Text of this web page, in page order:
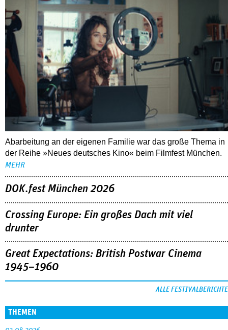
Abarbeitung an der eigenen Familie war das große Thema in
der Reihe »Neues deutsches Kino« beim Filmfest München.
MEHR
DOK.fest München 2026
Crossing Europe: Ein großes Dach mit viel
drunter
Great Expectations: British Postwar Cinema
1945–1960
ALLE FESTIVALBERICHTE
THEMEN